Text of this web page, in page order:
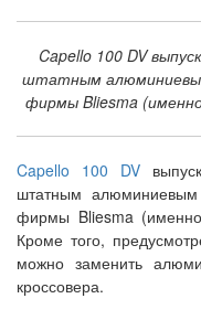
Capello 100 DV
штатным
фирмы Bliesma
Capello 100 DV
штатным
фирмы Bliesma
Кроме того,
можно заменить
кроссовера.